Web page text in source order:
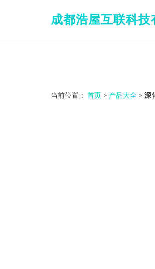
成都浩屋互联科技
当前位置： 首页 > 产品大全 > 深